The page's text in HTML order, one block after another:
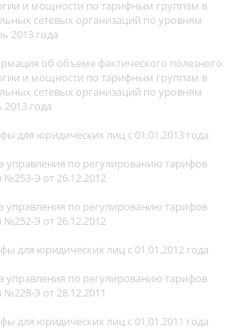
и мощности по тарифным группам в
сетевых организаций по уровням
2013 года
об объеме фактического полезного
и мощности по тарифным группам в
сетевых организаций по уровням
года
для юридических лиц с 01.01.2013 года
управления по регулированию тарифов
Э от 26.12.2012
управления по регулированию тарифов
Э от 26.12.2012
для юридических лиц с 01.01.2012 года
управления по регулированию тарифов
Э от 28.12.2011
для юридических лиц с 01.01.2011 года